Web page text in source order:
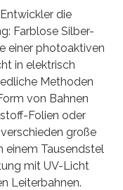
die
Farblose Silber-
einer photoaktiven
in elektrisch
Methoden
von Bahnen
Folien oder
große
einem Tausendstel
mit UV-Licht
Leiterbahnen.